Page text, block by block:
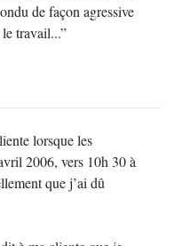
de façon agressive
travail...”
lorsque les
2006, vers 10h 30 à
que j’ai dû